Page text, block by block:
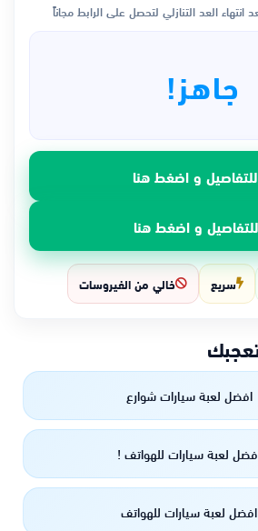
انتهاء العد التنازلي لتحصل على الرابط مجاناً
جاهز!
للتفاصيل و اضغط هنا
للتفاصيل و اضغط هنا
سريع خالي من الفيروسات
افضل لعبة سيارات شوارع
لعبة سيارات للهواتف !
افضل لعبة سيارات للهواتف